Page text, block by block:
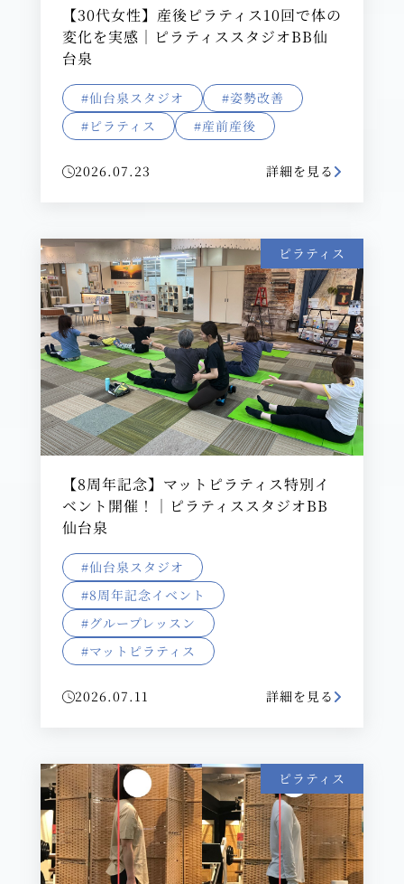
【30代女性】産後ピラティス10回で体の
変化を実感｜ピラティススタジオBB仙
台泉
#仙台泉スタジオ
#姿勢改善
#ピラティス
#産前産後
2026.07.23 詳細を見る
ピラティス
【8周年記念】マットピラティス特別イ
ベント開催！｜ピラティススタジオBB
仙台泉
#仙台泉スタジオ
#8周年記念イベント
#グループレッスン
#マットピラティス
2026.07.11 詳細を見る
ピラティス